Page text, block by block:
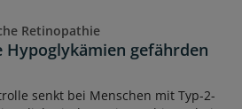
Retinopathie
Hypoglykämien gefährden
senkt bei Menschen mit Typ-2-